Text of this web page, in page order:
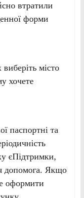
втратили
форми
місто
хочете
паспортні та
єПідтримки,
допомога. Якщо
оформити